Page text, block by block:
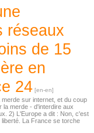
réseaux
de 15
en
24
sur internet, et du coup
la merde - d'interdire aux
2) L'Europe a dit : Non, c'est
La France se torche